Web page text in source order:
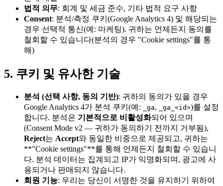
법적 의무: 회계 및 세금 준수, 기타 법적 요구 사항
Consent: 분석/측정 쿠키(Google Analytics 4) 및 해당되는
경우 선택적 통신(예: 마케팅). 귀하는 언제든지 동의를
철회할 수 있습니다(분석의 경우 "Cookie settings"를 통
해)
5. 쿠키 및 유사한 기술
분석 (선택 사항, 동의 기반): 귀하의 동의가 있을 경우
Google Analytics 4가 분석 쿠키(예:
_ga, _ga_<id>)를 설정
합니다. 분석은 기본적으로 비활성화되어 있으며
(Consent Mode v2 — 귀하가 동의하기 전까지 거부됨),
Reject는 Accept와 동일한 비중으로 제공되고, 귀하는
**"Cookie settings"**를 통해 언제든지 철회할 수 있습니
다. 분석 데이터는 집계되고 IP가 익명화되며, 광고에 사
용되거나 판매되지 않습니다.
회원 기능: 우리는 당신이 서명한 것을 유지하기 위하여